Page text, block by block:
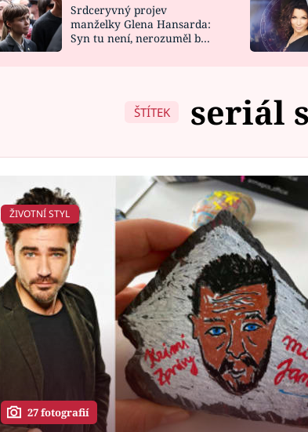
CELEBRITY
VAŘENÍ
Srdceryvný projev
manželky Glena Hansarda:
Syn tu není, nerozuměl by
ŠTÍTEK seriál
ŽIVOTNÍ STYL
27 fotografií